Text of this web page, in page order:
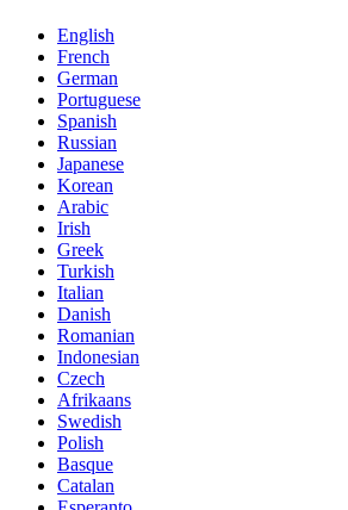
English
French
German
Portuguese
Spanish
Russian
Japanese
Korean
Arabic
Irish
Greek
Turkish
Italian
Danish
Romanian
Indonesian
Czech
Afrikaans
Swedish
Polish
Basque
Catalan